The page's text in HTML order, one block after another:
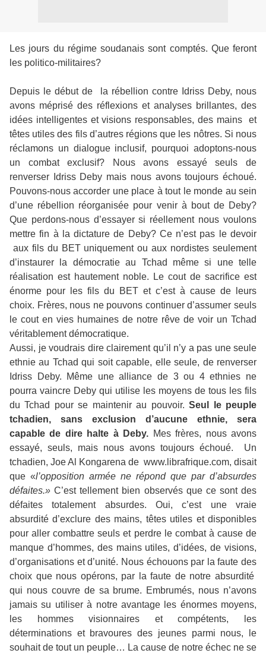
Les jours du régime soudanais sont comptés. Que feront
les politico-militaires?
Depuis le début de
la rébellion contre Idriss Deby, nous
avons méprisé des réflexions et analyses brillantes, des
idées intelligentes et visions responsables, des mains et
têtes utiles des fils d’autres régions que les nôtres. Si nous
réclamons un dialogue inclusif, pourquoi adoptons-nous
un combat exclusif? Nous avons essayé seuls de
renverser Idriss Deby mais nous avons toujours échoué.
Pouvons-nous accorder une place à tout le monde au sein
d’une rébellion réorganisée pour venir à bout de Deby?
Que perdons-nous d’essayer si réellement nous voulons
mettre fin à la dictature de Deby? Ce n’est pas le devoir
aux fils du BET uniquement ou aux nordistes seulement
d’instaurer la démocratie au Tchad même si une telle
réalisation est hautement noble. Le cout de sacrifice est
énorme pour les fils du BET et c’est à cause de leurs
choix. Frères, nous ne pouvons continuer d’assumer seuls
le cout en vies humaines de notre rêve de voir un Tchad
véritablement démocratique.
Aussi, je voudrais dire clairement qu’il n’y a pas une seule
ethnie au Tchad qui soit capable, elle seule, de renverser
Idriss Deby. Même une alliance de 3 ou 4 ethnies ne
pourra vaincre Deby qui utilise les moyens de tous les fils
du Tchad pour se maintenir au pouvoir.Seul le peuple
tchadien, sans exclusion d’aucune ethnie, sera
capable de dire halte à Deby. Mes frères, nous avons
essayé, seuls, mais nous avons toujours échoué.
Un
tchadien, Joe Al Kongarena de www.librafrique.com, disait
que «l’opposition armée ne répond que par d’absurdes
défaites.» C’est tellement bien observés que ce sont des
défaites totalement absurdes. Oui, c’est une vraie
absurdité d’exclure des mains, têtes utiles et disponibles
pour aller combattre seuls et perdre le combat à cause de
manque d’hommes, des mains utiles, d’idées, de visions,
d’organisations et d’unité. Nous échouons par la faute des
choix que nous opérons, par la faute de notre absurdité
qui nous couvre de sa brume. Embrumés, nous n’avons
jamais su utiliser à notre avantage les énormes moyens,
les hommes visionnaires et compétents, les
déterminations et bravoures des jeunes parmi nous, le
souhait de tout un peuple… La cause de notre échec ne se